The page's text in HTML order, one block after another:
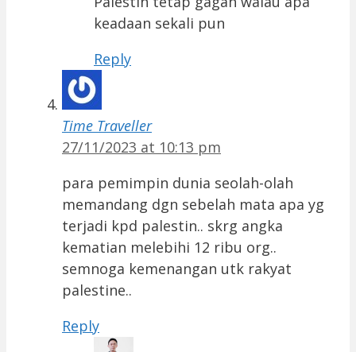
keadaan sekali pun
Reply
Time Traveller
27/11/2023 at 10:13 pm
para pemimpin dunia seolah-olah
memandang dgn sebelah mata apa yg
terjadi kpd palestin.. skrg angka
kematian melebihi 12 ribu org..
semnoga kemenangan utk rakyat
palestine..
Reply